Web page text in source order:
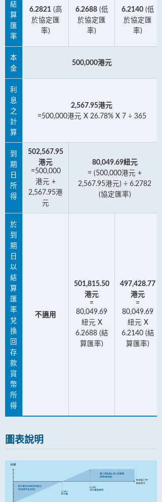
結
算
匯
率
6.2821(高
於協定匯
率)
6.2688(低
於協定匯
率)
6.2140(低
於協定匯
率)
本
金
500,000港元
利
息
之
計
算
2,567.95港元
=500,000港元 X 26.78% X 7 ÷ 365
到
期
日
所
得
502,567.95
港元
=500,000
港元 +
2,567.95港
元
80,049.69紐元
= (500,000港元 +
2,567.95港元) ÷ 6.2782
(協定匯率)
於
到
期
日
以
結
算
匯
率
兌
換
回
存
款
貨
幣
所
得
不適用
501,815.50
港元
=
80,049.69
紐元 X
6.2688 (結
算匯率)
497,428.77
港元
=
80,049.69
紐元 X
6.2140 (結
算匯率)
圖表說明